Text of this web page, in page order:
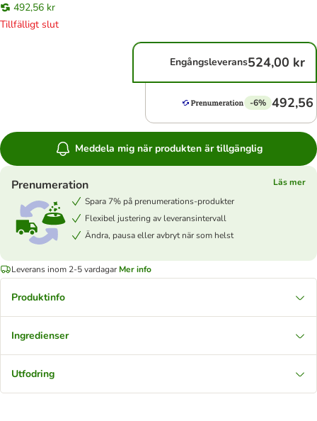
492,56 kr
Tillfälligt slut
Engångsleverans524,00 kr
-6% 492,56
Meddela mig när produkten är tillgänglig
Prenumeration
Läs mer
Spara 7% på prenumerations-produkter
Flexibel justering av leveransintervall
Ändra, pausa eller avbryt när som helst
Leverans inom 2-5 vardagar Mer info
Produktinfo
Ingredienser
Utfodring